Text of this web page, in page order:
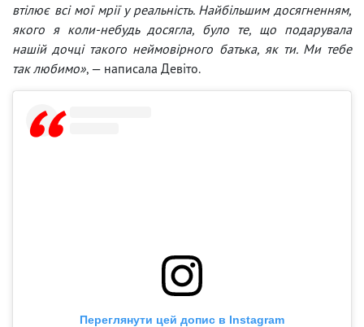
втілює всі мої мрії у реальність. Найбільшим досягненням,
якого я коли-небудь досягла, було те, що подарувала
нашій дочці такого неймовірного батька, як ти. Ми тебе
так любимо», — написала Девіто.
Переглянути цей допис в Instagram